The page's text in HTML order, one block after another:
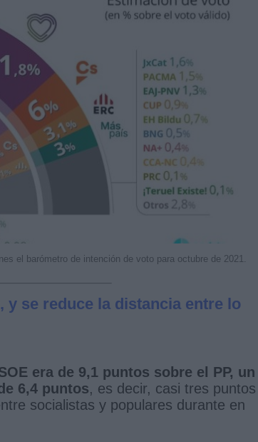
el barómetro de intención de voto para octubre de 2021.
y se reduce la distancia entre lo
era de 9,1 puntos sobre el PP, un
6,4 puntos, es decir, casi tres puntos
socialistas y populares durante en